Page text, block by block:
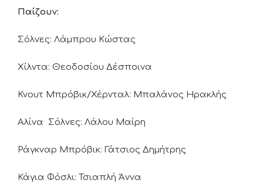
Παίζουν:
Σόλνες: Λάμπρου Κώστας
Χίλντα: Θεοδοσίου Δέσποινα
Κνουτ Μπρόβικ/Χέρνταλ: Μπαλάνος Ηρακλής
Αλίνα Σόλνες: Λάλου Μαίρη
Ράγκναρ Μπρόβικ: Γάτσιος Δημήτρης
Κάγια Φόσλι: Τσιαπλή Άννα